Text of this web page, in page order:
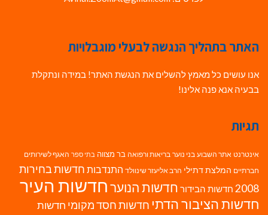
האתר בתהליך הנגשה לבעלי מוגבלויות
אנו עושים כל מאמץ להשלים את הנגשת האתר! במידה ונתקלת
בבעיה אנא פנה אלינו!
תגיות
אינטרנט אתר השבוע בני נוער בריאות ורפואה בר מצווה בתי ספר האגף לשירותים
חברתיים המלצת דתילי הרב אליעזר שינוולד התנדבות חדשות בחירות
2008 חדשות הבידור חדשות הנוערחדשות העיר
חדשות הציבור הדתי חדשות חסד מקומי חדשות